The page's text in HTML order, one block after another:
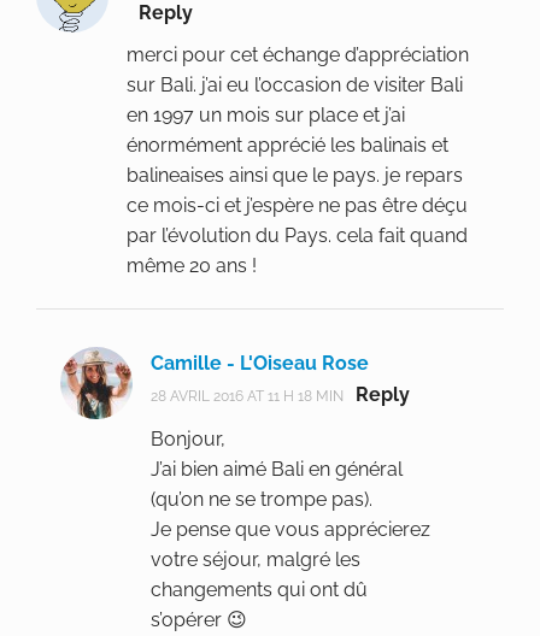
Reply
merci pour cet échange d’appréciation
sur Bali. j’ai eu l’occasion de visiter Bali
en 1997 un mois sur place et j’ai
énormément apprécié les balinais et
balineaises ainsi que le pays. je repars
ce mois-ci et j’espère ne pas être déçu
par l’évolution du Pays. cela fait quand
même 20 ans !
Camille - L'Oiseau Rose
28 AVRIL 2016 AT 11 H 18 MIN
Reply
Bonjour,
J’ai bien aimé Bali en général
(qu’on ne se trompe pas).
Je pense que vous apprécierez
votre séjour, malgré les
changements qui ont dû
s’opérer 😉